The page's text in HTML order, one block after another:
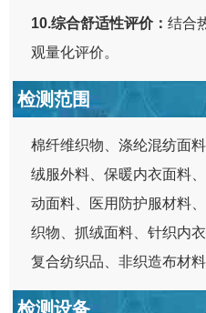
10.综合舒适性评价：结合
观量化评价。
检测范围
棉纤维织物、涤纶混纺面
绒服外料、保暖内衣面料
动面料、医用防护服材料
织物、抓绒面料、针织内
复合纺织品、非织造布材料
检测设备